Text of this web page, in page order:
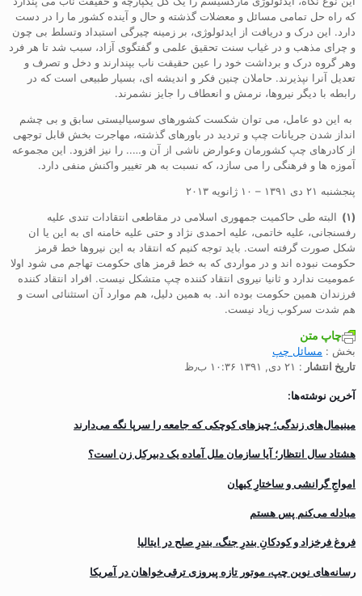
که راه حل تمامی مسائل و معضلات گذشته و حال و آینده کشور ما را در دست
دارد. این درک و دریافت از ایدئولوژی، بر زمینه چیرگی استبداد وتسلط بی چون
و چرای مذهب و در غیاب سنت تحقیق علمی و گفتگوی آزاد، سبب شد تا هر فرد
وهر گروه درک و برداشت خود را عین حقیقت ناب بپندارند و دخل و تصرف و
تعدیل آنرا نپذیرند. حاملان چنین فکر و اندیشه ای، بسیار طبیعی است که در
رابطه با دیگر نیروها، نرمش و انعطاف را جایز نشمرند.
به این دو عامل، می توان شکست کشورهای سوسیالیستی سابق و بی چشم
انداز شدن جریانات چپ و تردید در باورهای گذشته، مهاجرت بخش قابل توجهی
از کادرهای چپ کشورمان وعوارض ناشی از آن و….. را نیز افزود. این مجموعه
آموزه ها و فرهنگی را می سازد، که نسبت به هر تغییر واکنش منفی دارد.
پنجشنبه ۲۱ دی ۱۳۹۱ – ۱۰ ژانویه ۲۰۱۳
(۱)
البته طی حاکمیت جمهوری اسلامی در مقاطعی انتقادات تندی علیه
رفسنجانی، علیه خاتمی، علیه احمدی نژاد و حتی علیه خامنه ای به این یا ان
شکل صورت گرفته است. باید توجه کنیم که انتقاد به این نیروها خط قرمز
حکومت نبوده اند و در مواردی که به خط قرمز های حکومت تهاجم می شود اولا
عمومیت ندارد و ثانیا نیروی انتقاد کننده چپ متشکل نیست. افراد انتقاد کننده
فرزندان همین حکومت بوده اند. به همین دلیل، هم موارد آن استثنائی است و
هم شدت سرکوب زیاد نیست.
چاپ متن
بخش : مسائل چپ
تاریخ انتشار : ۲۱ دی, ۱۳۹۱ ۱۰:۳۶ ب٫ظ
آخرین نوشته‌ها:
مینیمال‌های زندگی؛ چیزهای کوچکی که جامعه را سرپا نگه می‌دارند
هشتاد سال انتظار؛ آیا سازمان ملل آماده یک دبیرکل زن است؟
‌امواجِ گرانشی و ساختارِ کیهان
مبادله می‌کنم پس هستم
فروغ فرخزاد و کودکانِ بندرِ جنگ، بندرِ صلح در ایتالیا
رسانه‌های نوین چپ، موتور تازه پیروزی ترقی‌خواهان در آمریکا